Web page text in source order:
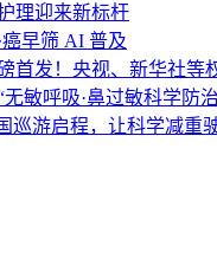
理迎来新标杆
早筛 AI 普及
首发！央视、新华社等
敏呼吸·鼻过敏科学防
巡游启程，让科学减重